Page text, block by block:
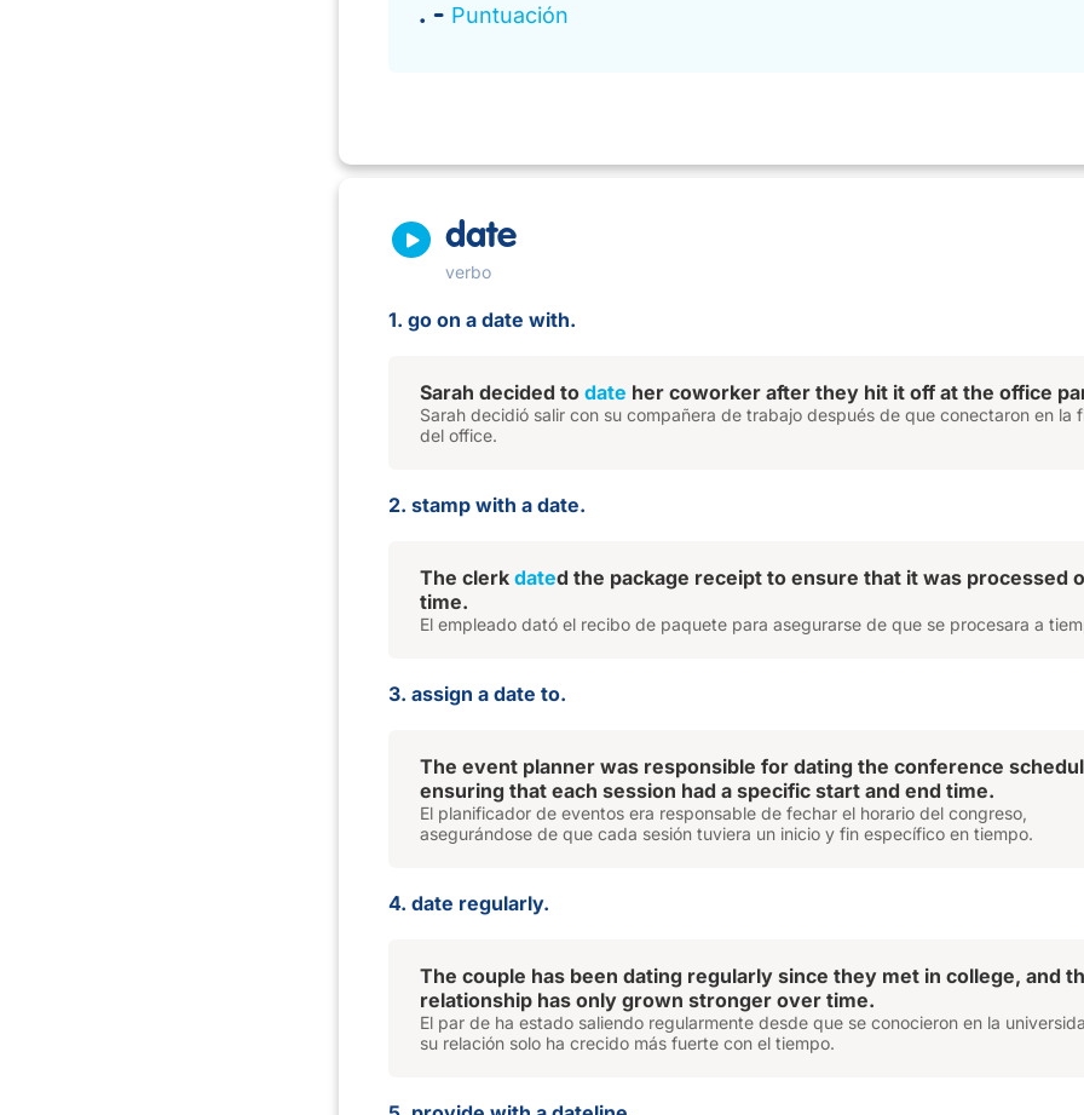
. Puntuación
date
verbo
1. go on a date with.
Sarah decided to date her coworker after they hit it off at the office
Sarah decidió salir con su compañera de trabajo después de que conectaron en la
del office.
2. stamp with a date.
The clerk dated the package receipt to ensure that it was processed
time.
El empleado dató el recibo de paquete para asegurarse de que se procesara a
3. assign a date to.
The event planner was responsible for dating the conference
ensuring that each session had a specific start and end time.
El planificador de eventos era responsable de fechar el horario del congreso,
asegurándose de que cada sesión tuviera un inicio y fin específico en tiempo.
4. date regularly.
The couple has been dating regularly since they met in college, and
relationship has only grown stronger over time.
El par de ha estado saliendo regularmente desde que se conocieron en la
su relación solo ha crecido más fuerte con el tiempo.